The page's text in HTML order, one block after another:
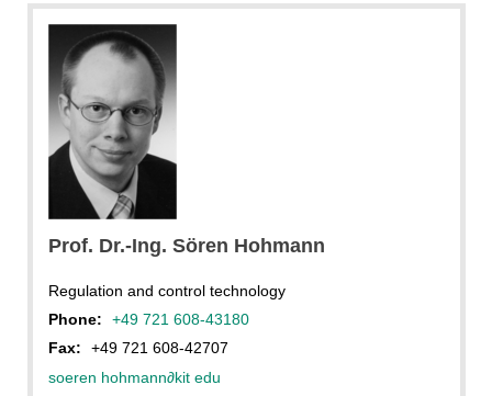
Prof. Dr.-Ing. Sören Hohmann
Regulation and control technology
Phone:
+49 721 608-43180
Fax:
+49 721 608-42707
soeren hohmann∂kit edu